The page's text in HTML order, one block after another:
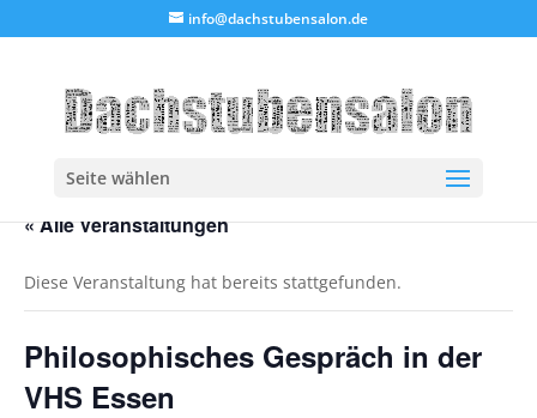
info@dachstubensalon.de
Seite wählen
« Alle Veranstaltungen
Diese Veranstaltung hat bereits stattgefunden.
Philosophisches Gespräch in der
VHS Essen